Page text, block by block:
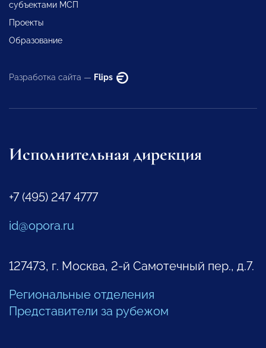
субъектами МСП
Проекты
Образование
Разработка сайта — Flips
Исполнительная дирекция
+7 (495) 247 4777
id@opora.ru
127473, г. Москва, 2-й Самотечный пер., д.7.
Региональные отделения
Представители за рубежом